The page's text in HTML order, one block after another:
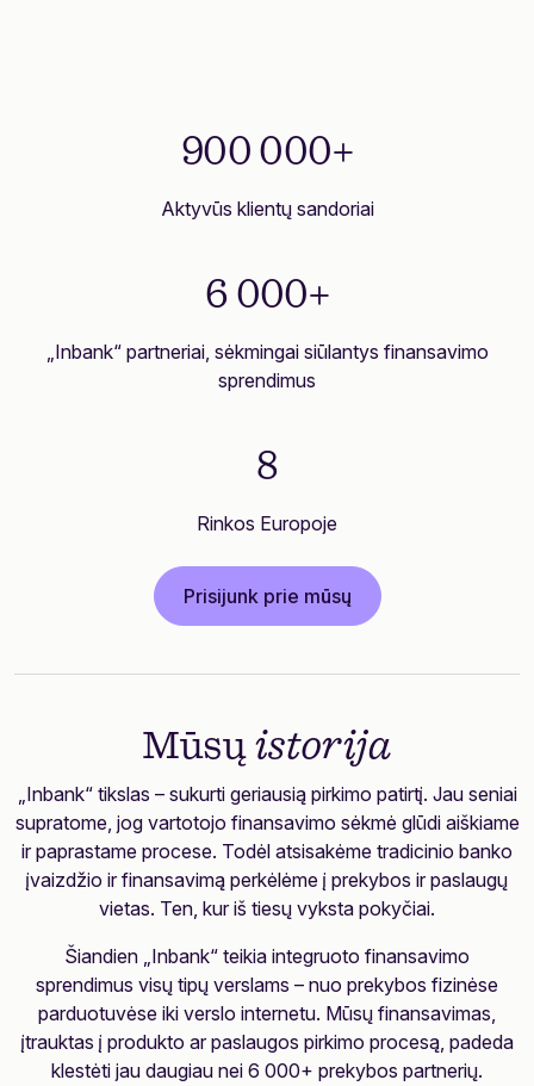
900 000+
Aktyvūs klientų sandoriai
6 000+
„Inbank“ partneriai, sėkmingai siūlantys finansavimo
sprendimus
8
Rinkos Europoje
Prisijunk prie mūsų
Mūsų istorija
„Inbank“ tikslas – sukurti geriausią pirkimo patirtį. Jau seniai
supratome, jog vartotojo finansavimo sėkmė glūdi aiškiame
ir paprastame procese. Todėl atsisakėme tradicinio banko
įvaizdžio ir finansavimą perkėlėme į prekybos ir paslaugų
vietas. Ten, kur iš tiesų vyksta pokyčiai.
Šiandien „Inbank“ teikia integruoto finansavimo
sprendimus visų tipų verslams – nuo prekybos fizinėse
parduotuvėse iki verslo internetu. Mūsų finansavimas,
įtrauktas į produkto ar paslaugos pirkimo procesą, padeda
klestėti jau daugiau nei 6 000+ prekybos partnerių.